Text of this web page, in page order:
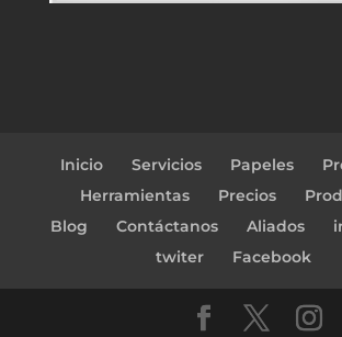
Inicio Servicios Papeles
Herramientas
Precios
Blog
Contáctanos Aliados
twiter
Facebook